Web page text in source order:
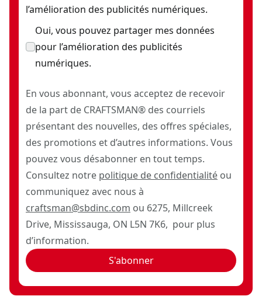
l’amélioration des publicités numériques.
Oui, vous pouvez partager mes données
pour l’amélioration des publicités
numériques.
En vous abonnant, vous acceptez de recevoir
de la part de CRAFTSMAN® des courriels
présentant des nouvelles, des offres spéciales,
des promotions et d’autres informations. Vous
pouvez vous désabonner en tout temps.
Consultez notre politique de confidentialité ou
communiquez avec nous à
craftsman@sbdinc.com ou 6275, Millcreek
Drive, Mississauga, ON L5N 7K6, pour plus
d’information.
S'abonner